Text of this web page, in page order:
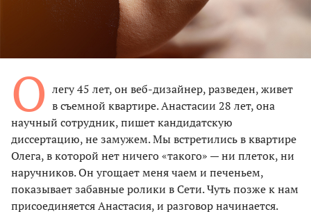
О легу 45 лет, он веб-дизайнер, разведен, живет
в съемной квартире. Анастасии 28 лет, она
научный сотрудник, пишет кандидатскую
диссертацию, не замужем. Мы встретились в квартире
Олега, в которой нет ничего «такого» — ни плеток, ни
наручников. Он угощает меня чаем и печеньем,
показывает забавные ролики в Сети. Чуть позже к нам
присоединяется Анастасия, и разговор начинается.